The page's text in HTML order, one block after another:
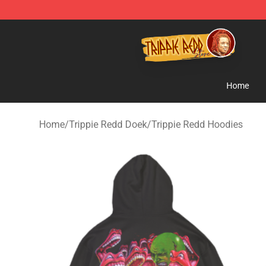
Trippie Redd Store - Official Trippie Redd
Home
Home/Trippie Redd Doek/Trippie Redd Hoodies